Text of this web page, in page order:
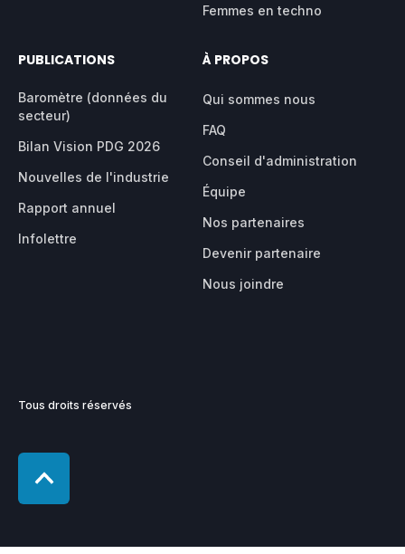
Femmes en techno
PUBLICATIONS
Baromètre (données du
secteur)
Bilan Vision PDG 2026
Nouvelles de l'industrie
Rapport annuel
Infolettre
À PROPOS
Qui sommes nous
FAQ
Conseil d'administration
Équipe
Nos partenaires
Devenir partenaire
Nous joindre
Tous droits réservés